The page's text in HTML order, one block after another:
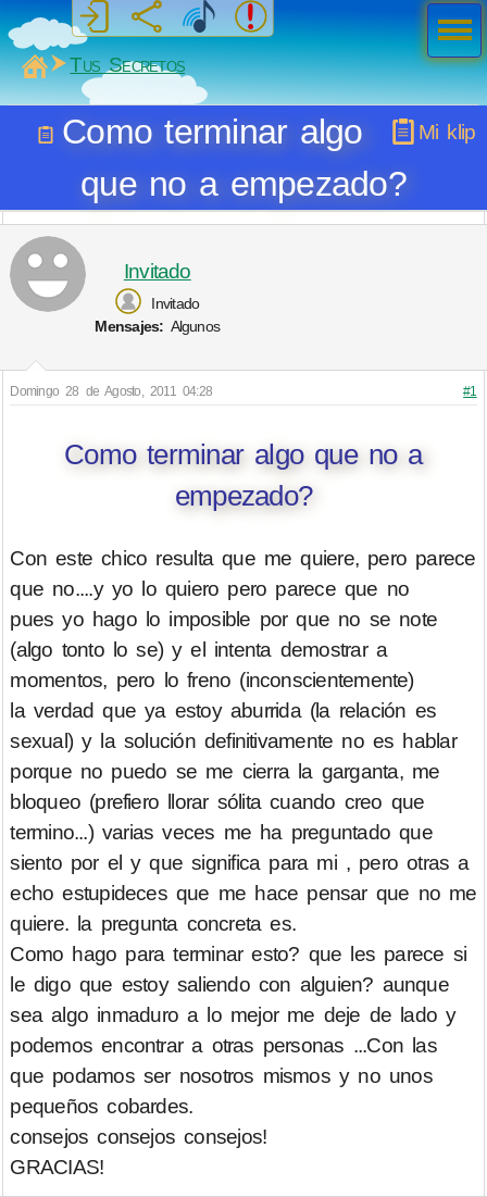
MiSabueso
Tus Secretos
Mi klip
Como terminar algo
que no a empezado?
Invitado
Invitado
Mensajes: Algunos
Domingo 28 de Agosto, 2011 04:28 #1
Como terminar algo que no a
empezado?
Con este chico resulta que me quiere, pero parece
que no....y yo lo quiero pero parece que no
pues yo hago lo imposible por que no se note
(algo tonto lo se) y el intenta demostrar a
momentos, pero lo freno (inconscientemente)
la verdad que ya estoy aburrida (la relación es
sexual) y la solución definitivamente no es hablar
porque no puedo se me cierra la garganta, me
bloqueo (prefiero llorar sólita cuando creo que
termino...) varias veces me ha preguntado que
siento por el y que significa para mi , pero otras a
echo estupideces que me hace pensar que no me
quiere. la pregunta concreta es.
Como hago para terminar esto? que les parece si
le digo que estoy saliendo con alguien? aunque
sea algo inmaduro a lo mejor me deje de lado y
podemos encontrar a otras personas ...Con las
que podamos ser nosotros mismos y no unos
pequeños cobardes.
consejos consejos consejos!
GRACIAS!
Men
ú